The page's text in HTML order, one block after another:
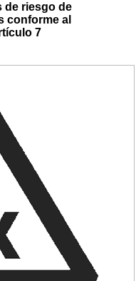
de riesgo de
conforme al
7